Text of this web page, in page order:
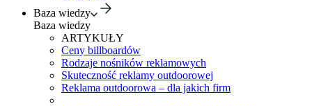
Baza wiedzy
Baza wiedzy
ARTYKUŁY
Ceny billboardów
Rodzaje nośników reklamowych
Skuteczność reklamy outdoorowej
Reklama outdoorowa – dla jakich firm